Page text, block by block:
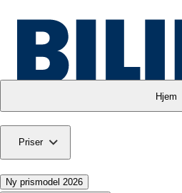
Hjem
Priser
Ny prismodel 2026